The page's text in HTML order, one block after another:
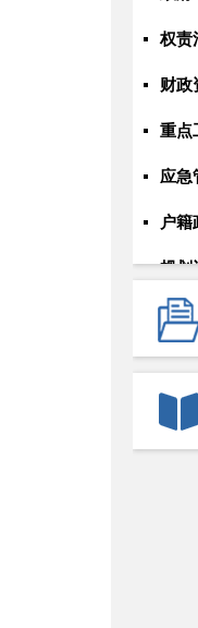
权责
财政
重点
应急
户籍
规划
人事
社会
社
住房